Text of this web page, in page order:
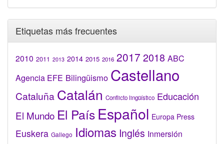
Etiquetas más frecuentes
2010 2011 2013 2014 2015 2016 2017 2018 ABC
Agencia EFE Bilingüismo Castellano
Cataluña Catalán Conflicto lingüístico Educación
El Mundo El País Español Europa Press
Euskera Gallego Idiomas Inglés Inmersión